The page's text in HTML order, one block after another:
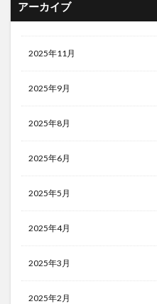
アーカイブ
2025年11月
2025年9月
2025年8月
2025年6月
2025年5月
2025年4月
2025年3月
2025年2月